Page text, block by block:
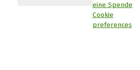
eine Spende
Cookie
preferences